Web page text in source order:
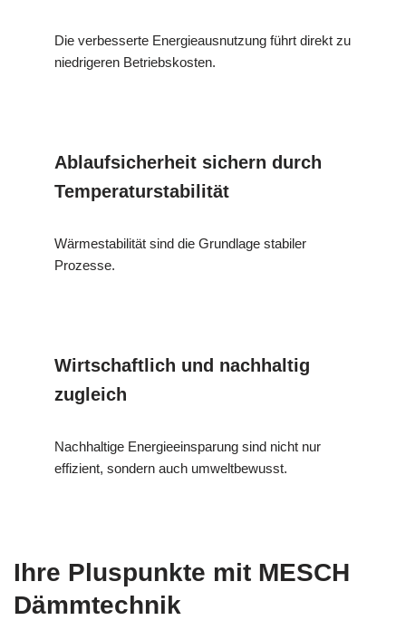
Die verbesserte Energieausnutzung führt direkt zu
niedrigeren Betriebskosten.
Ablaufsicherheit sichern durch
Temperaturstabilität
Wärmestabilität sind die Grundlage stabiler
Prozesse.
Wirtschaftlich und nachhaltig
zugleich
Nachhaltige Energieeinsparung sind nicht nur
effizient, sondern auch umweltbewusst.
Ihre Pluspunkte mit MESCH
Dämmtechnik